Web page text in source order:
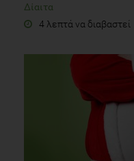
Δίαιτα
4 λεπτά να διαβαστεί